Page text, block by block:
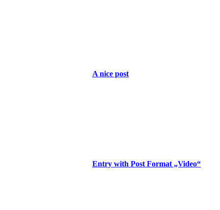
A nice post
Entry with Post Format „Video“